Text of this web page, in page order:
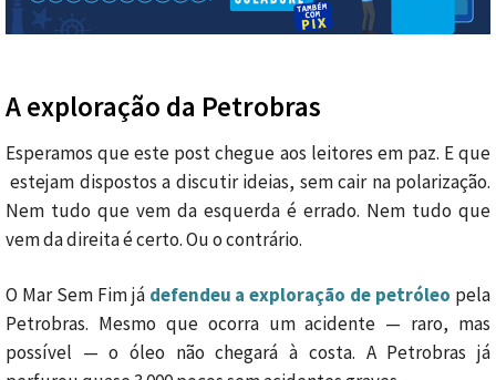
A exploração da Petrobras
Esperamos que este post chegue aos leitores em paz. E que
estejam dispostos a discutir ideias, sem cair na polarização.
Nem tudo que vem da esquerda é errado. Nem tudo que
vem da direita é certo. Ou o contrário.
O Mar Sem Fim já defendeu a exploração de petróleo pela
Petrobras. Mesmo que ocorra um acidente — raro, mas
possível — o óleo não chegará à costa. A Petrobras já